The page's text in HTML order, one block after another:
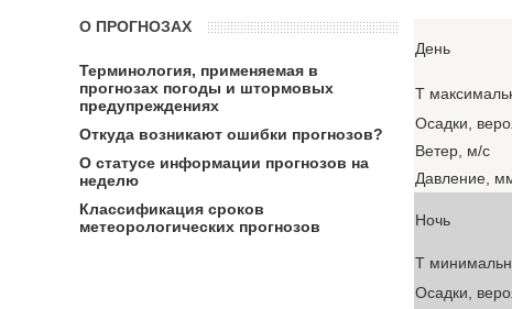
День
T
Осадки,
Ветер, м/с
Давление,
Ночь
T
Осадки,
О ПРОГНОЗАХ
Терминология, применяемая в
прогнозах погоды и штормовых
предупреждениях
Откуда возникают ошибки прогнозов?
О статусе информации прогнозов на
неделю
Классификация сроков
метеорологических прогнозов